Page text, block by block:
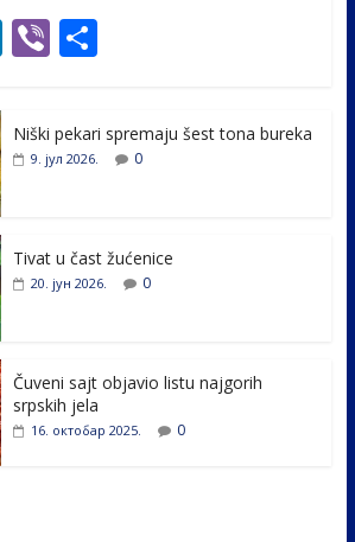
Li
e
Vi
er
S
e
Niški pekari spremaju šest tona bureka
9. јул 2026. 0
Tivat u čast žućenice
20. јун 2026. 0
Čuveni sajt objavio listu najgorih
srpskih jela
16. октобар 2025. 0